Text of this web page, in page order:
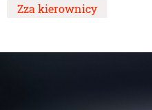
Zza kierownicy